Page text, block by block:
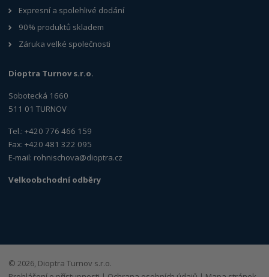
Expresní a spolehlivé dodání
90% produktů skladem
Záruka velké společnosti
Dioptra Turnov s.r.o.
Sobotecká 1660
511 01 TURNOV
Tel.: +420 776 466 159
Fax: +420 481 322 095
E-mail: rohnischova@dioptra.cz
Velkoobchodní odběry
© 2026, Dioptra Turnov s.r.o.